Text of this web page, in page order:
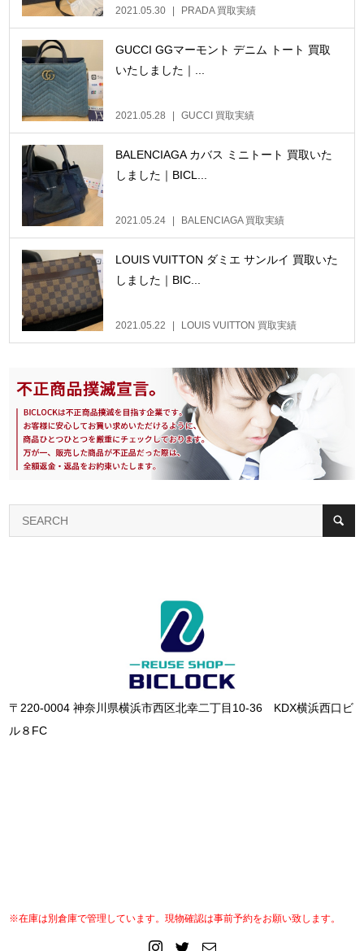
2021.05.30 PRADA 買取実績
GUCCI GGマーモント デニム トート 買取
いたしました｜...
2021.05.28 GUCCI 買取実績
BALENCIAGA カバス ミニトート 買取いた
しました｜BICL...
2021.05.24 BALENCIAGA 買取実績
LOUIS VUITTON ダミエ サンルイ 買取いた
しました｜BIC...
2021.05.22 LOUIS VUITTON 買取実績
〒220-0004 神奈川県横浜市西区北幸二丁目10-36 KDX横浜西口ビ
ル８FC
※在庫は別倉庫で管理しています。現物確認は事前予約をお願い致します。